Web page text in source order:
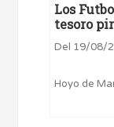
Los
tesoro
Del 19/08/
Hoyo de